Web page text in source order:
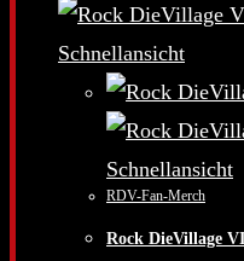
Schnellansicht
Schnellansicht
RDV-Fan-Merch
Rock DieVillage